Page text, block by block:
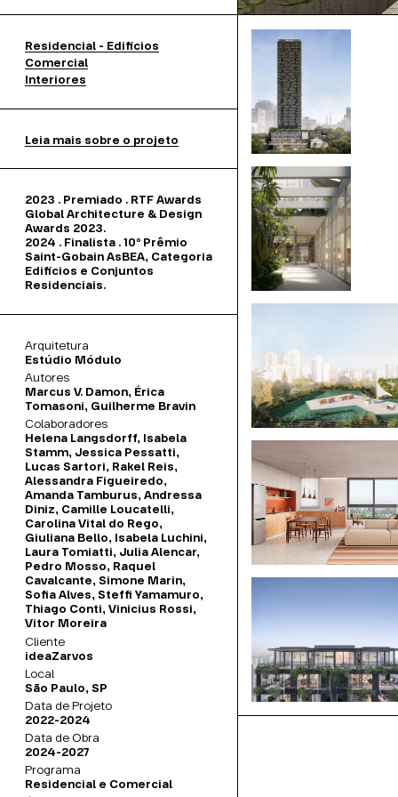
uma pequena
um passeio
O embasamento
com altura
em relação ao
do
, a intenção
de
momento da
percursos. No
aos
água e
são posicionados
a se sentar, olhar
dos
características dos
percebe melhor as
entre sólidos e
As paletas
da vegetação.
Residencial - Edifícios
Comercial
Interiores
Leia mais sobre o projeto
2023 . Premiado . RTF Awards
Global Architecture & Design
Awards 2023.
2024 . Finalista . 10º Prêmio
Saint-Gobain AsBEA, Categoria
Edifícios e Conjuntos
Residenciais.
Arquitetura
Estúdio Módulo
Autores
Marcus V. Damon, Érica
Tomasoni, Guilherme Bravin
Colaboradores
Helena Langsdorff, Isabela
Stamm, Jessica Pessatti,
Lucas Sartori, Rakel Reis,
Alessandra Figueiredo,
Amanda Tamburus, Andressa
Diniz, Camille Loucatelli,
Carolina Vital do Rego,
Giuliana Bello, Isabela Luchini,
Laura Tomiatti, Julia Alencar,
Pedro Mosso, Raquel
Cavalcante, Simone Marin,
Sofia Alves, Steffi Yamamuro,
Thiago Conti, Vinicius Rossi,
Vitor Moreira
Cliente
ideaZarvos
Local
São Paulo, SP
Data de Projeto
2022-2024
Data de Obra
2024-2027
Programa
Residencial e Comercial